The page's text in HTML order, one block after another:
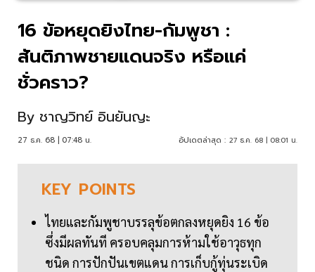
16 ข้อหยุดยิงไทย-กัมพูชา :
สันติภาพชายแดนจริง หรือแค่
ชั่วคราว?
By ชาญวิทย์ อินยันญะ
27 ธ.ค. 68 | 07:48 น. อัปเดตล่าสุด : 27 ธ.ค. 68 | 08:01 น.
KEY POINTS
ไทยและกัมพูชาบรรลุข้อตกลงหยุดยิง 16 ข้อ
ซึ่งมีผลทันที ครอบคลุมการห้ามใช้อาวุธทุก
ชนิด การปักปันเขตแดน การเก็บกู้ทุ่นระเบิด